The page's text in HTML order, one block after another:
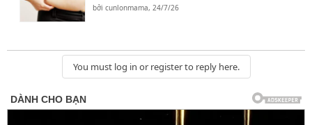
bởicunlonmama, 24/7/26
You must log in or register to reply here.